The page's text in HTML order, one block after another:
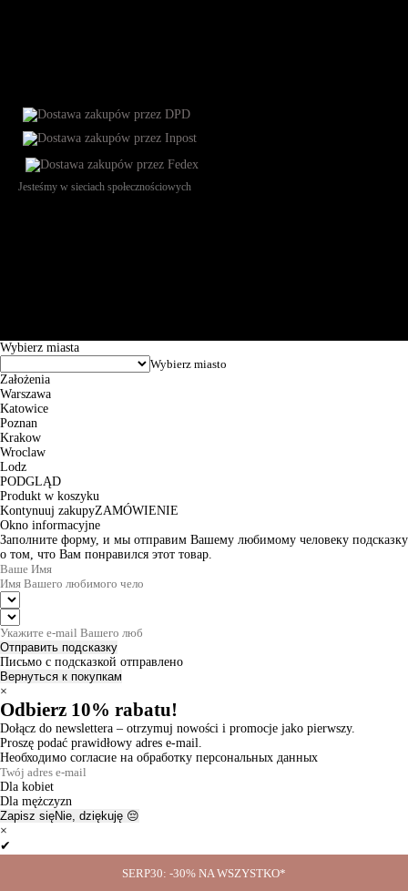
SERP30: -30% NA WSZYSTKO*
Jesteśmy w sieciach społecznościowych
Wybierz miasta
Założenia
Warszawa
Katowice
Poznan
Krakow
Wroclaw
Lodz
PODGLĄD
Produkt w koszyku
Kontynuuj zakupyZAMÓWIENIE
Okno informacyjne
Заполните форму, и мы отправим Вашему любимому человеку подсказку
о том, что Вам понравился этот товар.
Отправить подсказку
Письмо с подсказкой отправлено
Вернуться к покупкам
×
Odbierz 10% rabatu!
Dołącz do newslettera – otrzymuj nowości i promocje jako pierwszy.
Proszę podać prawidłowy adres e-mail.
Необходимо согласие на обработку персональных данных
Dla kobiet
Dla mężczyzn
Zapisz sięNie, dziękuję 😔
×
✔
Thanks for the subscription!